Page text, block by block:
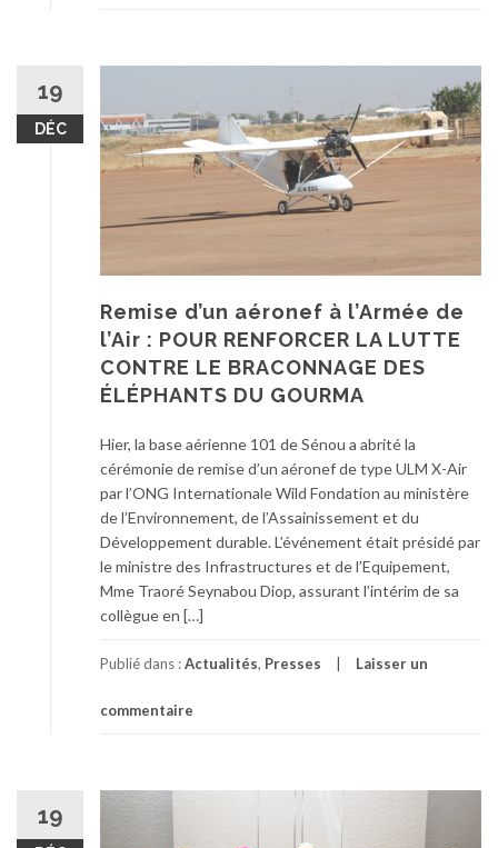
19
DÉC
Remise d’un aéronef à l’Armée de
l’Air : POUR RENFORCER LA LUTTE
CONTRE LE BRACONNAGE DES
ÉLÉPHANTS DU GOURMA
Hier, la base aérienne 101 de Sénou a abrité la
cérémonie de remise d’un aéronef de type ULM X-Air
par l’ONG Internationale Wild Fondation au ministère
de l’Environnement, de l’Assainissement et du
Développement durable. L’événement était présidé par
le ministre des Infrastructures et de l’Equipement,
Mme Traoré Seynabou Diop, assurant l’intérim de sa
collègue en […]
Publié dans :Actualités, Presses Laisser un
commentaire
19